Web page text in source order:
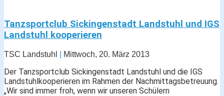
Tanzsportclub Sickingenstadt Landstuhl und IGS
Landstuhl kooperieren
TSC Landstuhl Mittwoch, 20. März 2013
Der Tanzsportclub Sickingenstadt Landstuhl und die IGS
Landstuhlkooperieren im Rahmen der Nachmittagsbetreuung.
„Wir sind immer froh, wenn wir unseren Schülern